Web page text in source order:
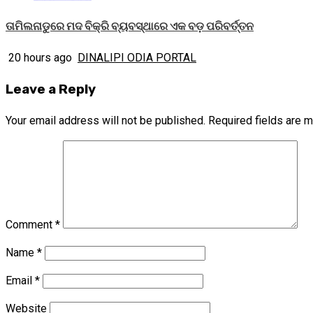
ତାମିଲନାଡୁରେ ମଦ ବିକ୍ରି ବ୍ୟବସ୍ଥାରେ ଏକ ବଡ଼ ପରିବର୍ତ୍ତନ
20 hours ago DINALIPI ODIA PORTAL
Leave a Reply
Your email address will not be published. Required fields are
Comment *
Name *
Email *
Website